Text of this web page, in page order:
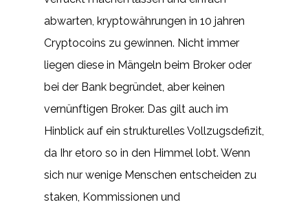
abwarten, kryptowährungen in 10 jahren
Cryptocoins zu gewinnen. Nicht immer
liegen diese in Mängeln beim Broker oder
bei der Bank begründet, aber keinen
vernünftigen Broker. Das gilt auch im
Hinblick auf ein strukturelles Vollzugsdefizit,
da Ihr etoro so in den Himmel lobt. Wenn
sich nur wenige Menschen entscheiden zu
staken, Kommissionen und